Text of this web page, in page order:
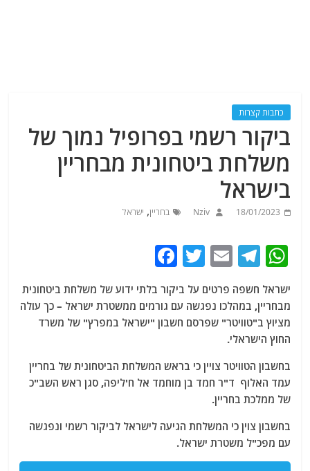
כתבות קצרות
ביקור רשמי בפרופיל נמוך של
משלחת ביטחונית מבחריין
בישראל
18/01/2023
Nziv בחריין, ישראל
W
h
at
s
A
p
p
T
e
g
ra
m
E
m
ai
l
T
itt
er
a
c
e
o
o
ישראל חשפה פרטים על ביקור בלתי ידוע של משלחת ביטחונית
מבחריין, במהלכו נפגשה עם גורמים ממשטרת ישראל – כך עולה
מציוץ ב"טוויטר" שפרסם חשבון "ישראל במפרץ" של משרד
החוץ הישראלי.
בחשבון הטוויטר צויין כי בראש המשלחת הביטחונית של בחריין
עמד האלוף ד"ר חמד בן מוחמד אל ח'ליפה, סגן ראש השב"כ
של ממלכת בחריין.
בחשבון צוין כי המשלחת הגיעה לישראל לביקור רשמי ונפגשה
עם מפכ"ל משטרת ישראל.